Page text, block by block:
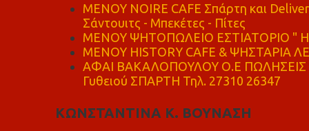
MENOY NOIRE CAFE Σπάρτη και
Σάντουιτς - Μπεκέτες - Πίτες
ΜΕΝΟΥ ΨΗΤΟΠΩΛΕΙΟ ΕΣΤΙΑΤΟΡΙΟ "
ΜΕΝΟΥ HISTORY CAFE & ΨΗΣΤΑΡΙΑ
ΑΦΑΙ ΒΑΚΑΛΟΠΟΥΛΟΥ Ο.Ε ΠΩΛΗΣΕΙΣ
Γυθειού ΣΠΑΡΤΗ Τηλ. 27310 26347
ΚΩΝΣΤΑΝΤΙΝΑ Κ. ΒΟΥΝΑΣΗ